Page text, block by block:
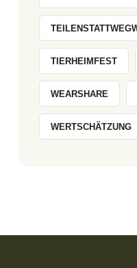
TIERHEIMFEST
WEARSHARE
WERTSCHÄTZUNG